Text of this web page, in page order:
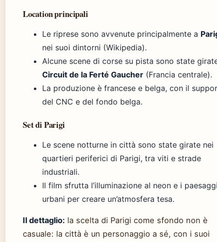
Location principali
Le riprese sono avvenute principalmente a
nei suoi dintorni (Wikipedia).
Alcune scene di corse su pista sono state
Circuit de la Ferté Gaucher (Francia centrale).
La produzione è francese e belga, con il
del CNC e del fondo belga.
Set di Parigi
Le scene notturne in città sono state girate nei
quartieri periferici di Parigi, tra viti e strade
industriali.
Il film sfrutta l’illuminazione al neon e i
urbani per creare un’atmosfera tesa.
Il dettaglio: la scelta di Parigi come sfondo non è
casuale: la città è un personaggio a sé, con i suoi